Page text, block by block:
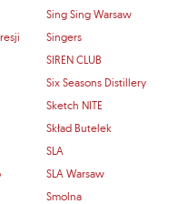
Sing Sing Warsaw
Singers
SIREN CLUB
Six Seasons Distillery
Sketch NITE
Skład Butelek
SLA
SLA Warsaw
Smolna